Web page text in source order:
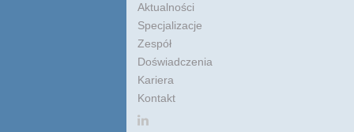
Aktualności
Specjalizacje
Zespół
Doświadczenia
Kariera
Kontakt